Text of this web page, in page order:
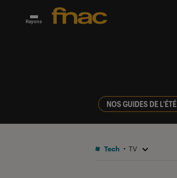
Rayons
NOS GUIDES DE L'ÉTÉ
Tech TV